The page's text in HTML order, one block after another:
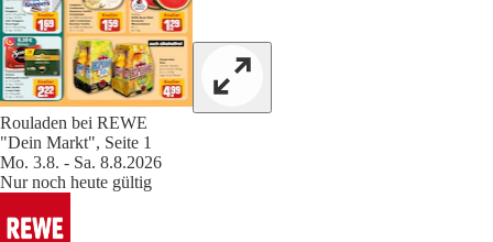
Rouladen bei REWE
"Dein Markt", Seite 1
Mo. 3.8. - Sa. 8.8.2026
Nur noch heute gültig